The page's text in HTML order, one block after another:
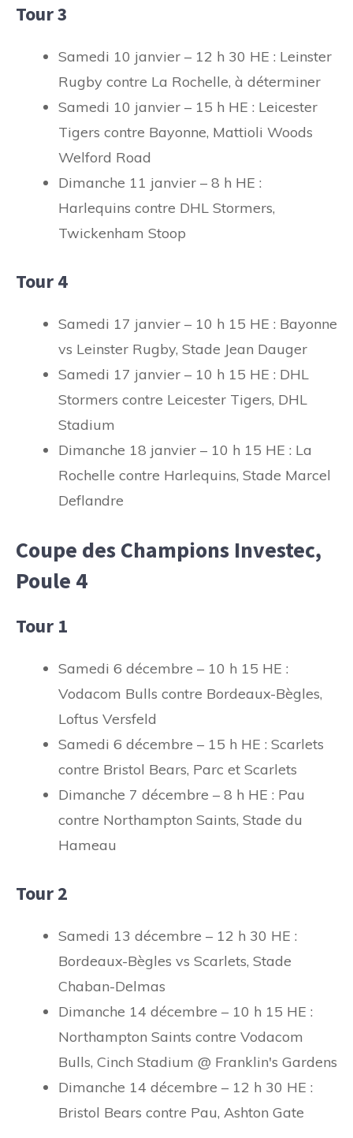
Tour 3
Samedi 10 janvier – 12 h 30 HE : Leinster
Rugby contre La Rochelle, à déterminer
Samedi 10 janvier – 15 h HE : Leicester
Tigers contre Bayonne, Mattioli Woods
Welford Road
Dimanche 11 janvier – 8 h HE :
Harlequins contre DHL Stormers,
Twickenham Stoop
Tour 4
Samedi 17 janvier – 10 h 15 HE : Bayonne
vs Leinster Rugby, Stade Jean Dauger
Samedi 17 janvier – 10 h 15 HE : DHL
Stormers contre Leicester Tigers, DHL
Stadium
Dimanche 18 janvier – 10 h 15 HE : La
Rochelle contre Harlequins, Stade Marcel
Deflandre
Coupe des Champions Investec,
Poule 4
Tour 1
Samedi 6 décembre – 10 h 15 HE :
Vodacom Bulls contre Bordeaux-Bègles,
Loftus Versfeld
Samedi 6 décembre – 15 h HE : Scarlets
contre Bristol Bears, Parc et Scarlets
Dimanche 7 décembre – 8 h HE : Pau
contre Northampton Saints, Stade du
Hameau
Tour 2
Samedi 13 décembre – 12 h 30 HE :
Bordeaux-Bègles vs Scarlets, Stade
Chaban-Delmas
Dimanche 14 décembre – 10 h 15 HE :
Northampton Saints contre Vodacom
Bulls, Cinch Stadium @ Franklin's Gardens
Dimanche 14 décembre – 12 h 30 HE :
Bristol Bears contre Pau, Ashton Gate